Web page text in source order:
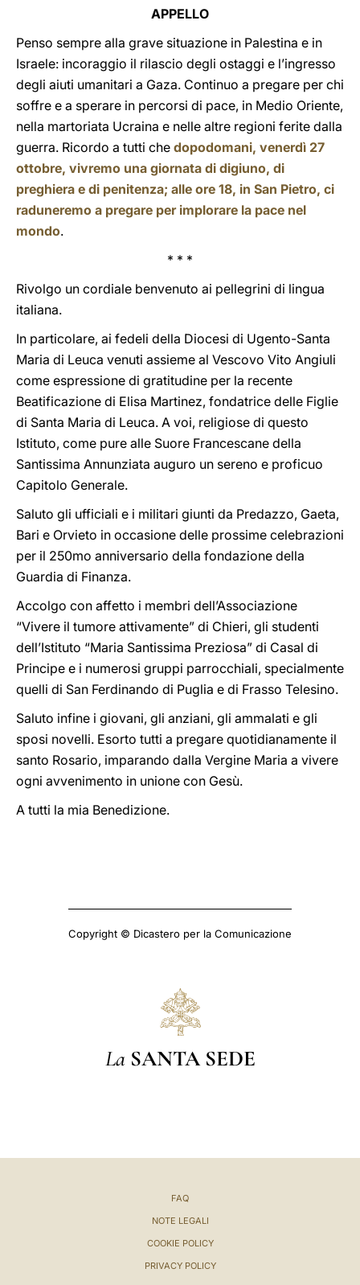
APPELLO
Penso sempre alla grave situazione in Palestina e in
Israele: incoraggio il rilascio degli ostaggi e l’ingresso
degli aiuti umanitari a Gaza. Continuo a pregare per chi
soffre e a sperare in percorsi di pace, in Medio Oriente,
nella martoriata Ucraina e nelle altre regioni ferite dalla
guerra. Ricordo a tutti che dopodomani, venerdì 27
ottobre, vivremo una giornata di digiuno, di
preghiera e di penitenza; alle ore 18, in San Pietro, ci
raduneremo a pregare per implorare la pace nel
mondo.
* * *
Rivolgo un cordiale benvenuto ai pellegrini di lingua
italiana.
In particolare, ai fedeli della Diocesi di Ugento-Santa
Maria di Leuca venuti assieme al Vescovo Vito Angiuli
come espressione di gratitudine per la recente
Beatificazione di Elisa Martinez, fondatrice delle Figlie
di Santa Maria di Leuca. A voi, religiose di questo
Istituto, come pure alle Suore Francescane della
Santissima Annunziata auguro un sereno e proficuo
Capitolo Generale.
Saluto gli ufficiali e i militari giunti da Predazzo, Gaeta,
Bari e Orvieto in occasione delle prossime celebrazioni
per il 250mo anniversario della fondazione della
Guardia di Finanza.
Accolgo con affetto i membri dell’Associazione
“Vivere il tumore attivamente” di Chieri, gli studenti
dell’Istituto “Maria Santissima Preziosa” di Casal di
Principe e i numerosi gruppi parrocchiali, specialmente
quelli di San Ferdinando di Puglia e di Frasso Telesino.
Saluto infine i giovani, gli anziani, gli ammalati e gli
sposi novelli. Esorto tutti a pregare quotidianamente il
santo Rosario, imparando dalla Vergine Maria a vivere
ogni avvenimento in unione con Gesù.
A tutti la mia Benedizione.
Copyright © Dicastero per la Comunicazione
La SANTA SEDE
FAQ
NOTE LEGALI
COOKIE POLICY
PRIVACY POLICY